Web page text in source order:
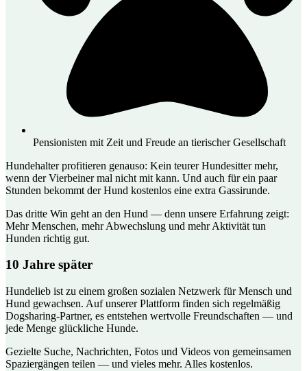
Pensionisten mit Zeit und Freude an tierischer Gesellschaft
Hundehalter profitieren genauso: Kein teurer Hundesitter mehr,
wenn der Vierbeiner mal nicht mit kann. Und auch für ein paar
Stunden bekommt der Hund kostenlos eine extra Gassirunde.
Das dritte Win geht an den Hund — denn unsere Erfahrung zeigt:
Mehr Menschen, mehr Abwechslung und mehr Aktivität tun
Hunden richtig gut.
10 Jahre später
Hundelieb ist zu einem großen sozialen Netzwerk für Mensch und
Hund gewachsen. Auf unserer Plattform finden sich regelmäßig
Dogsharing-Partner, es entstehen wertvolle Freundschaften — und
jede Menge glückliche Hunde.
Gezielte Suche, Nachrichten, Fotos und Videos von gemeinsamen
Spaziergängen teilen — und vieles mehr. Alles kostenlos.